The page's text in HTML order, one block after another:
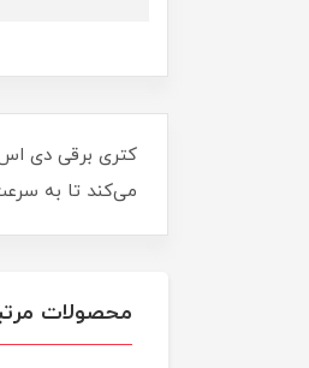
می‌کند تا به
محصولات